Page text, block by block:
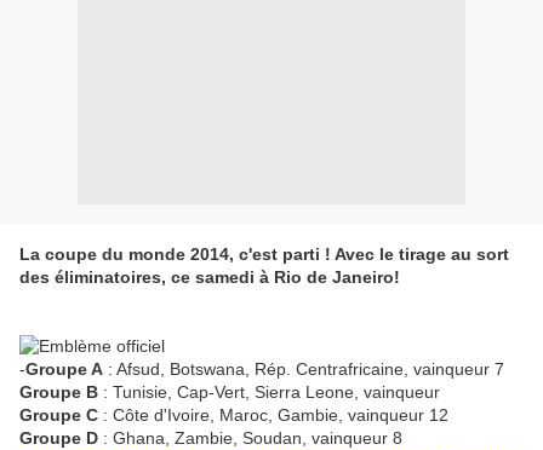
La coupe du monde 2014, c'est parti ! Avec le tirage au sort
des éliminatoires, ce samedi à Rio de Janeiro!
-Groupe A : Afsud, Botswana, Rép. Centrafricaine, vainqueur 7
Groupe B : Tunisie, Cap-Vert, Sierra Leone, vainqueur
Groupe C : Côte d'Ivoire, Maroc, Gambie, vainqueur 12
Groupe D : Ghana, Zambie, Soudan, vainqueur 8